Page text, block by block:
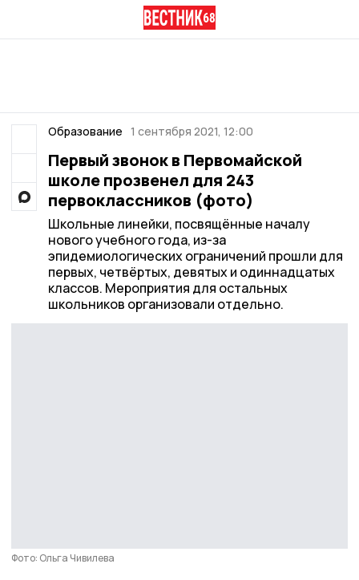
Образование 1 сентября 2021, 12:00
Первый звонок в Первомайской
школе прозвенел для 243
первоклассников (фото)
Школьные линейки, посвящённые началу
нового учебного года, из-за
эпидемиологических ограничений прошли для
первых, четвёртых, девятых и одиннадцатых
классов. Мероприятия для остальных
школьников организовали отдельно.
Фото: Ольга Чивилева